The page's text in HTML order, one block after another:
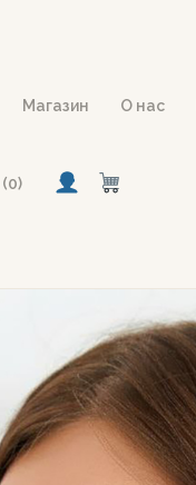
Магазин О нас